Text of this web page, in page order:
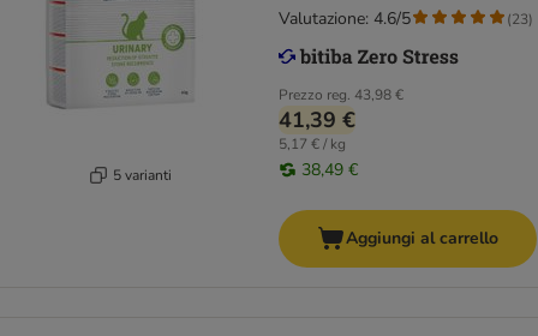
5 varianti
Prezzo reg. 43,98 €
41,39 €
5,17 € / kg
38,49 €
Valutazione: 4.6/5 (23)
Aggiungi al carrello